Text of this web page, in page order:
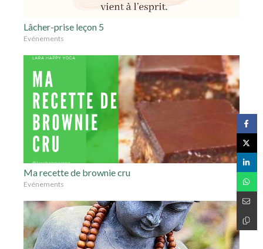
Lâcher-prise leçon 5
Evénements
Ma recette de brownie cru
Evénements